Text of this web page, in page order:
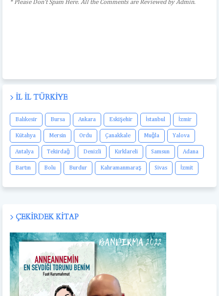
* Please Don't Spam Here. All the Comments are Reviewed by Admin.
İL İL TÜRKIYE
Balıkesir Bursa Ankara Eskişehir İstanbul İzmir
Kütahya Mersin Ordu Çanakkale Muğla Yalova
Antalya Tekirdağ Denizli Kırklareli Samsun Adana
Bartın Bolu Burdur Kahramanmaraş Sivas İzmit
ÇEKIRDEK KITAP